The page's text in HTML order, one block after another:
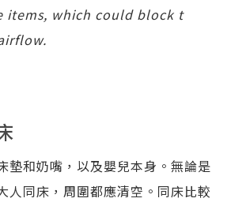
items, which could block t
墊和奶嘴，以及嬰兒本身。無論是
人同床，周圍都應清空。同床比較